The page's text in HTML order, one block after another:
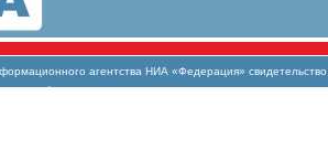
агентства НИА «Федерация»